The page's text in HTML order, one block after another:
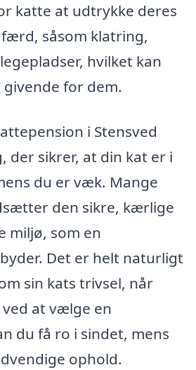
katte at udtrykke deres
såsom klatring,
hvilket kan
for dem.
i Stensved
der sikrer, at din kat er i
du er væk. Mange
den sikre, kærlige
miljø, som en
Det er helt naturligt
sin kats trivsel, når
at vælge en
du få ro i sindet, mens
ophold.